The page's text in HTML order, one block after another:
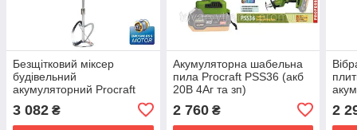
Безщітковий міксер
будівельний
акумуляторний Procraft
3 082 ₴
Акумуляторна шабельна
пила Procraft PSS36 (акб
20В 4Аг та зп)
2 760₴ 2